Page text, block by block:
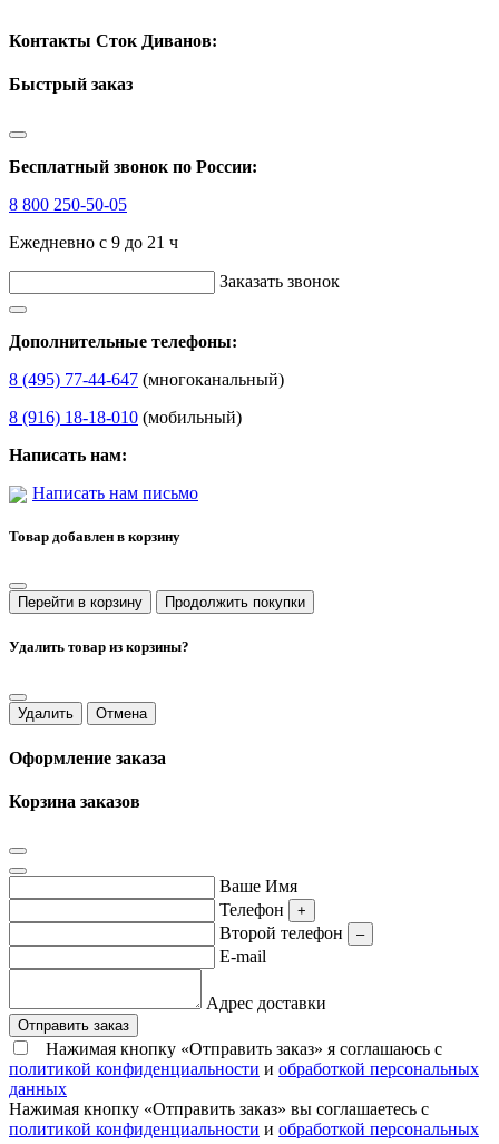
Контакты Сток Диванов:
Быстрый заказ
Бесплатный звонок по России:
8 800 250-50-05
Ежедневно с 9 до 21 ч
Заказать звонок
Дополнительные телефоны:
8 (495) 77-44-647 (многоканальный)
8 (916) 18-18-010 (мобильный)
Написать нам:
Написать нам письмо
Товар добавлен в корзину
Перейти в корзину Продолжить покупки
Удалить товар из корзины?
Удалить Отмена
Оформление заказа
Корзина заказов
Ваше Имя
Телефон
+
Второй телефон –
E-mail
Адрес доставки
Отправить заказ
Нажимая кнопку «Отправить заказ» я соглашаюсь с
политикой конфиденциальности и обработкой персональных
данных
Нажимая кнопку «Отправить заказ» вы соглашаетесь с
политикой конфиденциальности и обработкой персональных